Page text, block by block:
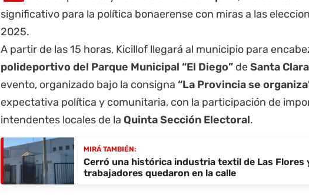
significativo para la política bonaerense con miras a las
2025.
A partir de las 15 horas, Kicillof llegará al municipio para
polideportivo del Parque Municipal “El Diego” deSanta
evento, organizado bajo la consigna “La Provinciase
expectativa política y comunitaria, con la participación de
intendentes locales de la Quinta Sección Electoral.
MIRÁ TAMBIÉN:
Cerró una histórica industria textil de Las Flores
trabajadores quedaron en la calle